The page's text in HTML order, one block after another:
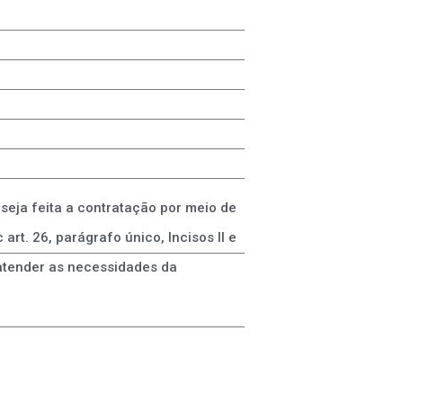
feita a contratação por meio de
26, parágrafo único, Incisos II e
as necessidades da